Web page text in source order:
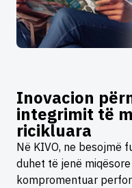
Inovacion
integrimit të
ricikluara
Në KIVO, ne besojmë
duhet të jenë
kompromentuar